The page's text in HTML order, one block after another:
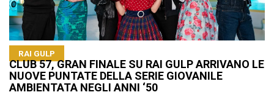
RAI GULP
CLUB 57, GRAN FINALE SU RAI GULP ARRIVANO LE
NUOVE PUNTATE DELLA SERIE GIOVANILE
AMBIENTATA NEGLI ANNI ‘50